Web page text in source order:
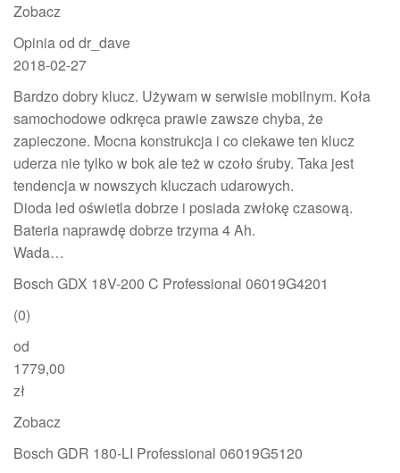
Zobacz
Opinia od dr_dave
2018-02-27
Bardzo dobry klucz. Używam w serwisie mobilnym. Koła
samochodowe odkręca prawie zawsze chyba, że
zapieczone. Mocna konstrukcja i co ciekawe ten klucz
uderza nie tylko w bok ale też w czoło śruby. Taka jest
tendencja w nowszych kluczach udarowych.
Dioda led oświetla dobrze i posiada zwłokę czasową.
Bateria naprawdę dobrze trzyma 4 Ah.
Wada…
Bosch GDX 18V-200 C Professional 06019G4201
(0)
od
1779,00
zł
Zobacz
Bosch GDR 180-LI Professional 06019G5120